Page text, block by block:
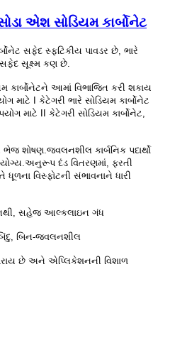
એશ સોડિયમ કાર્બોનેટ
સફેદ સ્ફટિકીય પાવડર છે, ભારે
સફેદ સૂક્ષ્મ કણ છે.
કાર્બોનેટને આમાં વિભાજિત કરી શકાય
માટે I કેટેગરી ભારે સોડિયમ કાર્બોનેટ
માટે II કેટેગરી સોડિયમ કાર્બોનેટ,
ભેજ શોષણ.જ્વલનશીલ કાર્બનિક પદાર્થો
દંડ વિતરણમાં, ફરતી
ધૂળના વિસ્ફોટની સંભાવનાને ધારી
સહેજ આલ્કલાઇન ગંધ
બિન-જ્વલનશીલ
છે અને એપ્લિકેશનની વિશાળ